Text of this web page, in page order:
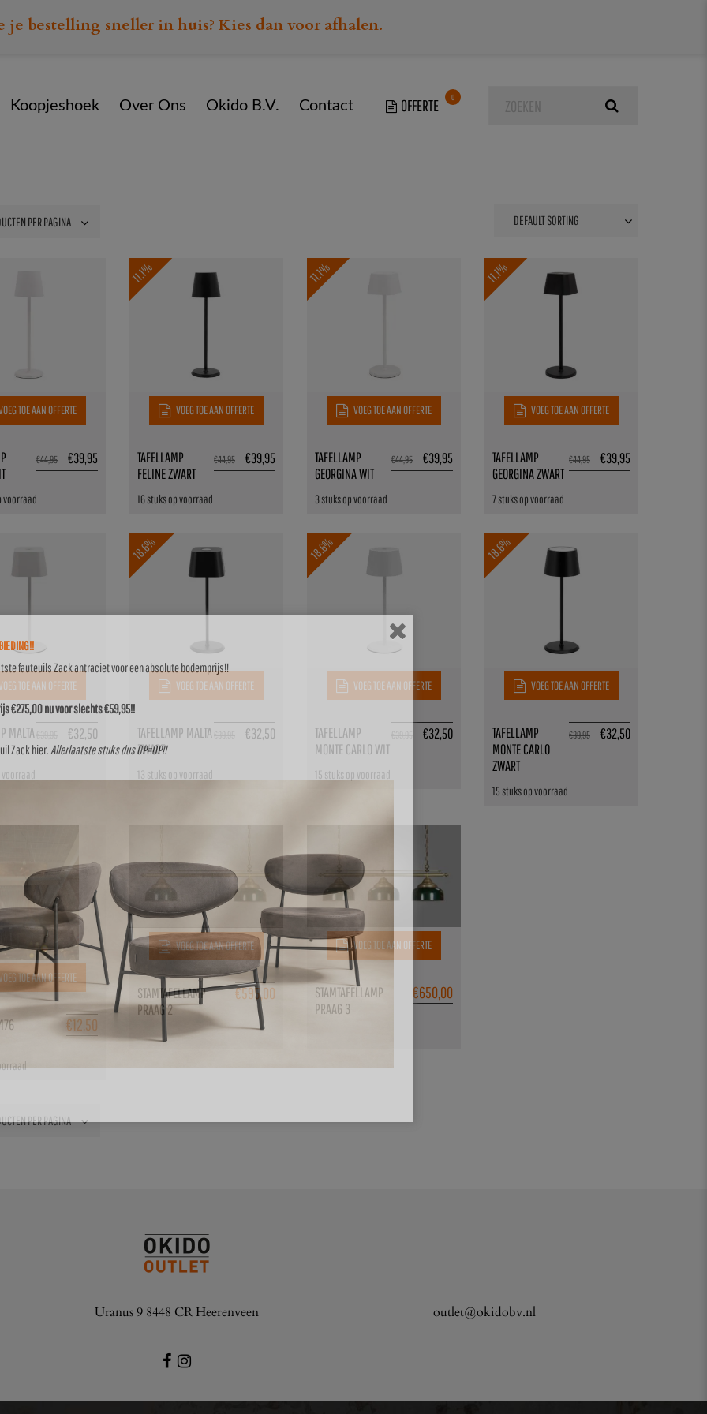
je bestelling sneller in huis? Kies dan voor afhalen.
Koopjeshoek Over Ons Okido B.V. Contact
0
TOE AAN OFFERTE
€44,95 €39,95
voorraad
11.1%
VOEG TOE AAN OFFERTE
€44,95 €39,95
16 stuks op voorraad
TAFELLAMP
FELINE ZWART
11.1%
VOEG TOE AAN OFFERTE
€44,95 €39,95
3 stuks op voorraad
TAFELLAMP
GEORGINA WIT
11.1%
VOEG TOE AAN OFFERTE
€44,95 €39,95
7 stuks op voorraad
TAFELLAMP
GEORGINA ZWART
VOEG TOE AAN OFFERTE
€32,50
voorraad
MALTA
18.6%
VOEG TOE AAN OFFERTE
€32,50
13 stuks op voorraad
TAFELLAMP MALTA
ZWART
18.6%
VOEG TOE AAN OFFERTE
€32,50
15 stuks op voorraad
TAFELLAMP
MONTE CARLO WIT
18.6%
VOEG TOE AAN OFFERTE
€39,95 €32,50
15 stuks op voorraad
TAFELLAMP
MONTE CARLO
ZWART
TOE AAN OFFERTE
€12,50
VOEG TOE AAN OFFERTE
€595,00
STAMTAFELLAMP
PRAAG 2
VOEG TOE AAN OFFERTE
€650,00
STAMTAFELLAMP
PRAAG 3
Uranus 9 8448 CR Heerenveen outlet@okidobv.nl
fauteuils Zack antraciet voor een absolute bodemprijs!!
€275,00 nu voor slechts €59,95!!
Zack hier.Allerlaatste stuks dus OP=OP!!